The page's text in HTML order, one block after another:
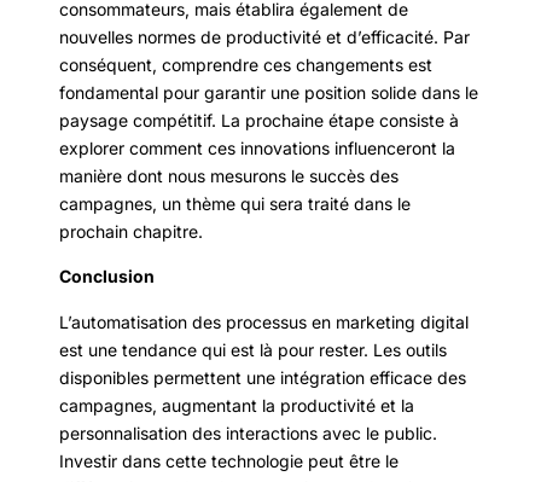
consommateurs, mais établira également de
nouvelles normes de productivité et d’efficacité. Par
conséquent, comprendre ces changements est
fondamental pour garantir une position solide dans le
paysage compétitif. La prochaine étape consiste à
explorer comment ces innovations influenceront la
manière dont nous mesurons le succès des
campagnes, un thème qui sera traité dans le
prochain chapitre.
Conclusion
L’automatisation des processus en marketing digital
est une tendance qui est là pour rester. Les outils
disponibles permettent une intégration efficace des
campagnes, augmentant la productivité et la
personnalisation des interactions avec le public.
Investir dans cette technologie peut être le